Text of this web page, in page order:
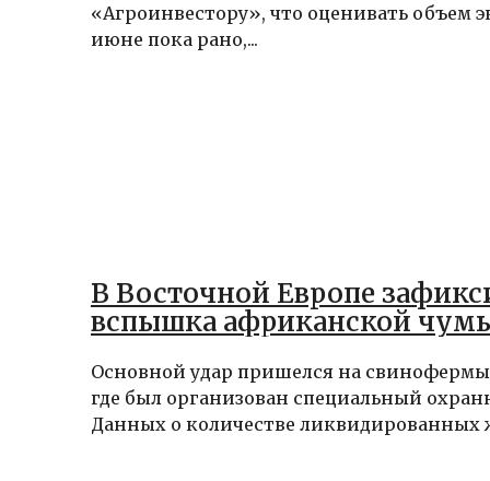
«Агроинвестору», что оценивать объем
июне пока рано,...
В Восточной Европе
вспышка африканской
Основной удар пришелся на
где был организован специальный
Данных о количестве ликвидированных